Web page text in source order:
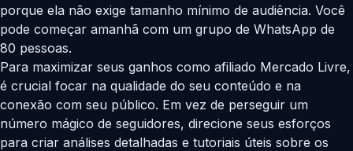
porque ela não exige tamanho mínimo de audiência. Você
pode começar amanhã com um grupo de WhatsApp de
80 pessoas.
Para maximizar seus ganhos como afiliado Mercado Livre,
é crucial focar na qualidade do seu conteúdo e na
conexão com seu público. Em vez de perseguir um
número mágico de seguidores, direcione seus esforços
para criar análises detalhadas e tutoriais úteis sobre os